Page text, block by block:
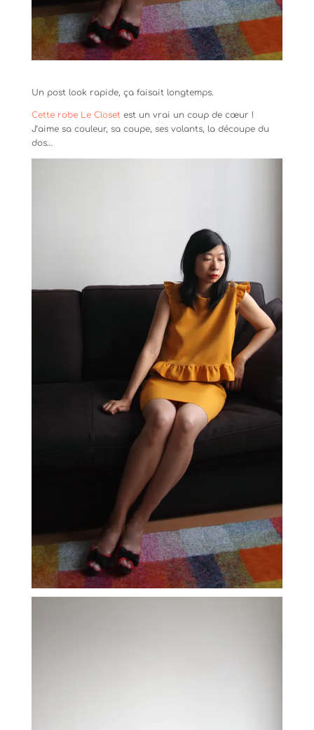
Un post look rapide, ça faisait longtemps.
Cette robe Le Closetest un vrai un coup de cœur !
J’aime sa couleur, sa coupe, ses volants, la découpe du
dos…